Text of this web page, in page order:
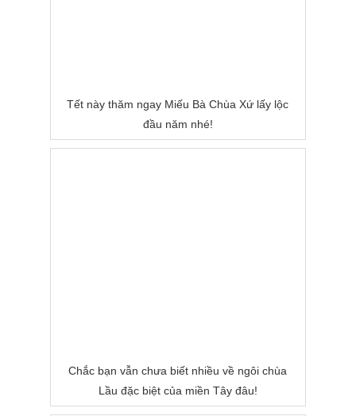
Tết này thăm ngay Miếu Bà Chùa Xứ lấy lộc
đầu năm nhé!
Chắc bạn vẫn chưa biết nhiều về ngôi chùa
Lầu đặc biệt của miền Tây đâu!